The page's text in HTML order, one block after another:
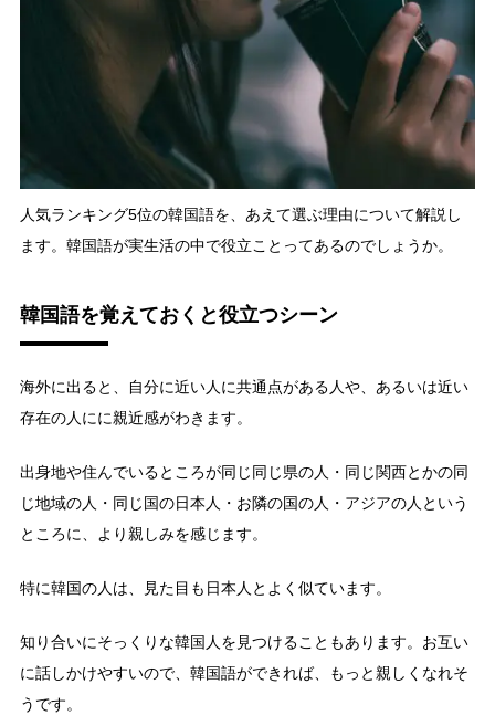
人気ランキング5位の韓国語を、あえて選ぶ理由について解説し
ます。韓国語が実生活の中で役立ことってあるのでしょうか。
韓国語を覚えておくと役立つシーン
海外に出ると、自分に近い人に共通点がある人や、あるいは近い
存在の人にに親近感がわきます。
出身地や住んでいるところが同じ同じ県の人・同じ関西とかの同
じ地域の人・同じ国の日本人・お隣の国の人・アジアの人という
ところに、より親しみを感じます。
特に韓国の人は、見た目も日本人とよく似ています。
知り合いにそっくりな韓国人を見つけることもあります。お互い
に話しかけやすいので、韓国語ができれば、もっと親しくなれそ
うです。